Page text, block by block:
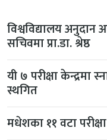
विश्वविद्यालय अनुदान
सचिवमा प्रा.डा. श्रेष्ठ
यी ७ परीक्षा केन्द्रमा
स्थगित
मधेशका ११ वटा